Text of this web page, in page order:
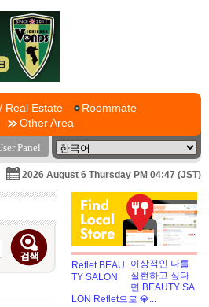
Real Estate
Roommate
Other Area
Panel
2026 August 6 Thursday PM 04:47 (JST)
이상적인 나를
실현하고 싶다
면 BEAUTY SA
LON Reflet으로 💎...